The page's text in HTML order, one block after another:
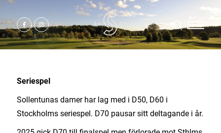
Seriespel
Sollentunas damer har lag med i D50, D60 i
Stockholms seriespel. D70 pausar sitt deltagande i år.